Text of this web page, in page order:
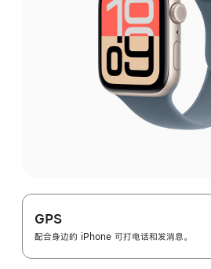
GPS
配合身边的 iPhone 可打电话和发消息。